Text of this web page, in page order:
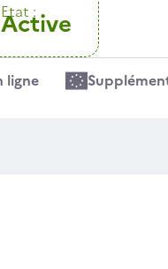
Etat :
Active
ligne